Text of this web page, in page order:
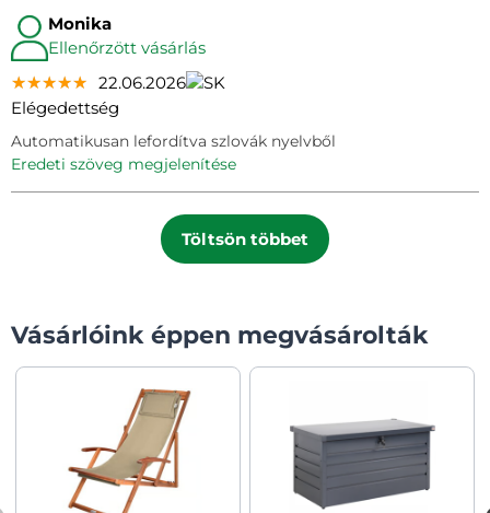
Monika
Ellenőrzött vásárlás
★★★★★
★★★★★
★★★★★ 22.06.2026
Elégedettség
Automatikusan lefordítva szlovák nyelvből
eredeti szöveg megjelenítése
Töltsön többet
Vásárlóink éppen megvásárolták